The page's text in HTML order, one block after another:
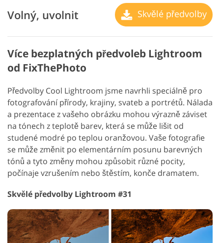
Volný, uvolnit Skvělé předvolby
Více bezplatných předvoleb Lightroom
od FixThePhoto
Předvolby Cool Lightroom jsme navrhli speciálně pro
fotografování přírody, krajiny, svateb a portrétů. Nálada
a prezentace z vašeho obrázku mohou výrazně záviset
na tónech z teplotě barev, která se může lišit od
studené modré po teplou oranžovou. Vaše fotografie
se může změnit po elementárním posunu barevných
tónů a tyto změny mohou způsobit různé pocity,
počínaje vzrušením nebo štěstím, konče dramatem.
Skvělé předvolby Lightroom #31